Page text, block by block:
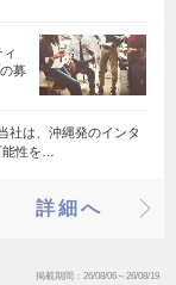
募
社は、沖縄発のインタ
性を…
詳細へ
掲載期間 26/08/06～26/08/19